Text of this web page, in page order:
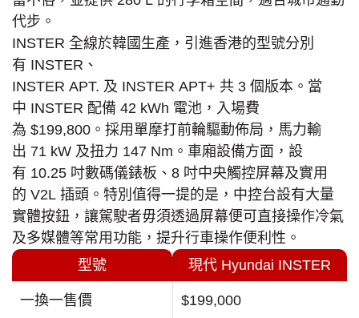
代步。
INSTER 全線於韓國生產，引進香港的型號分別
有 INSTER、
INSTER APT. 及 INSTER APT+ 共 3 個版本。當
中 INSTER 配備 42 kWh 電池，入場費
為 $199,800。採用單摩打前輪驅動佈局，馬力輸
出 71 kW 及扭力 147 Nm。車廂設備方面，設
有 10.25 吋數碼儀錶板、8 吋中央觸控屏幕及實用
的 V2L 插頭。特別值得一提的是，中控台設有大量
實體按鈕，讓駕駛者毋須透過屏幕便可直接操作冷氣
及多媒體等常用功能，提升行車操作便利性。
型號
現代 Hyundai INSTER
一換一售價 $199,000